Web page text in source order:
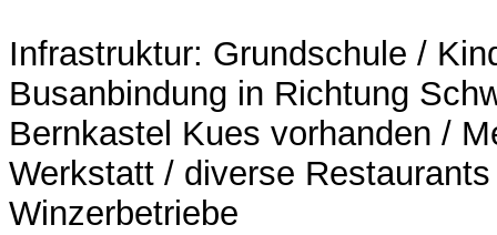
Infrastruktur: Grundschule /
Busanbindung in Richtung
Bernkastel Kues vorhanden /
Werkstatt / diverse
Winzerbetriebe